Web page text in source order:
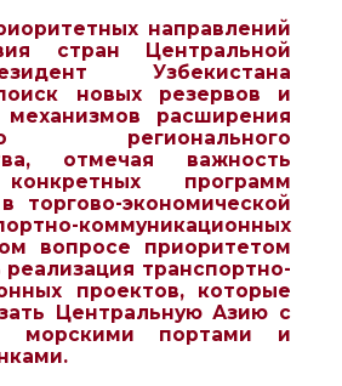
направлений
стран Центральной
Узбекистана
новых резервов и
механизмов расширения
регионального
отмечая важность
программ
торгово-экономической
коммуникационных
вопросе приоритетом
транспортно-
проектов, которые
Центральную Азию с
морскими портами и